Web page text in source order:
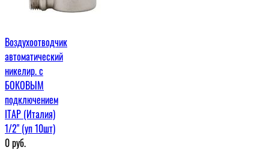
Воздухоотводчик
автоматический
никелир. с
БОКОВЫМ
подключением
ITAP (Италия)
1/2" (уп 10шт)
0руб.